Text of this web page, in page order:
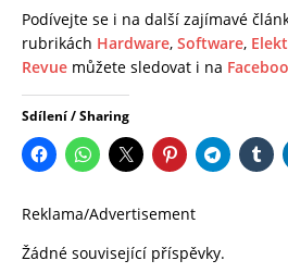
Podívejte se i na další zajímavé
rubrikách Hardware, Software,
Revue můžete sledovat i na
Sdílení / Sharing
Reklama/Advertisement
Žádné související příspěvky.